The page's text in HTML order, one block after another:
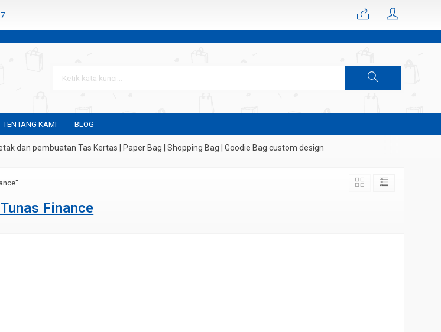
TENTANG KAMI BLOG
dan pembuatan Tas Kertas | Paper Bag | Shopping Bag | Goodie Bag custom design
Finance